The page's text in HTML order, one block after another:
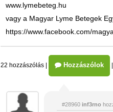
www.lymebeteg.hu
vagy a Magyar Lyme Betegek
https://www.facebook.com/
22 hozzászólás | Hozzászólok |
#28960 inf3rno